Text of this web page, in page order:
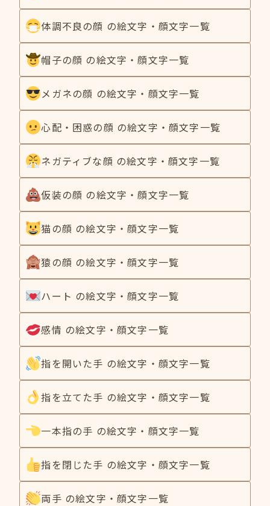
体調不良の顔 の絵文字・顔文字一覧
帽子の顔 の絵文字・顔文字一覧
メガネの顔 の絵文字・顔文字一覧
心配・困惑の顔 の絵文字・顔文字一覧
ネガティブな顔 の絵文字・顔文字一覧
仮装の顔 の絵文字・顔文字一覧
猫の顔 の絵文字・顔文字一覧
猿の顔 の絵文字・顔文字一覧
ハート の絵文字・顔文字一覧
感情 の絵文字・顔文字一覧
指を開いた手 の絵文字・顔文字一覧
指を立てた手 の絵文字・顔文字一覧
一本指の手 の絵文字・顔文字一覧
指を閉じた手 の絵文字・顔文字一覧
両手 の絵文字・顔文字一覧